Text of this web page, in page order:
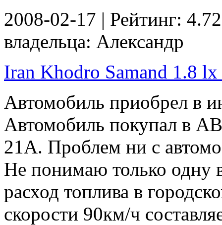
2008-02-17 | Рейтинг:
владельца: Александр
Iran Khodro Samand 1.8 lx
Автомобиль приобрел в
Автомобиль покупал в
21А. Проблем ни с
Не понимаю только одну
расход топлива в
скорости 90км/ч